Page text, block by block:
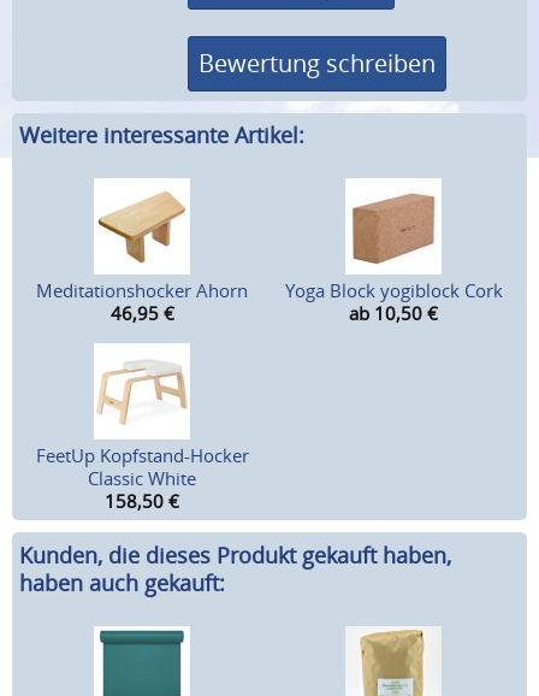
Bewertung schreiben
Weitere interessante Artikel:
Meditationshocker Ahorn
46,95 €
Yoga Block yogiblock Cork
ab 10,50 €
FeetUp Kopfstand-Hocker
Classic White
158,50 €
Kunden, die dieses Produkt gekauft haben,
haben auch gekauft: